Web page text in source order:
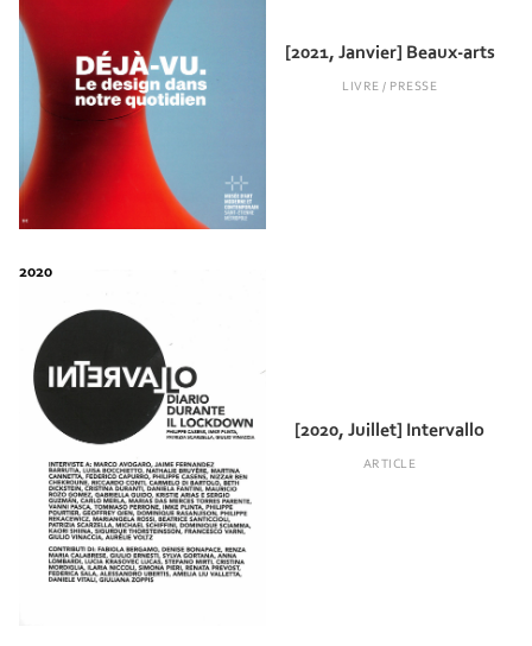
[2021, Janvier] Beaux-arts
LIVRE / PRESSE
[2020, Juillet] Intervallo
ARTICLE